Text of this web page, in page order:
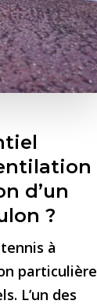
d’un
?
à
particulière
L’un des